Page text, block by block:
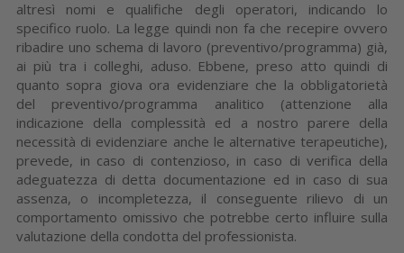
altresì nomi e qualifiche degli operatori, indicando lo
specifico ruolo. La legge quindi non fa che recepire ovvero
ribadire uno schema di lavoro (preventivo/programma) già,
ai più tra i colleghi, aduso. Ebbene, preso atto quindi di
quanto sopra giova ora evidenziare che la obbligatorietà
del preventivo/programma analitico (attenzione alla
indicazione della complessità ed a nostro parere della
necessità di evidenziare anche le alternative terapeutiche),
prevede, in caso di contenzioso, in caso di verifica della
adeguatezza di detta documentazione ed in caso di sua
assenza, o incompletezza, il conseguente rilievo di un
comportamento omissivo che potrebbe certo influire sulla
valutazione della condotta del professionista.